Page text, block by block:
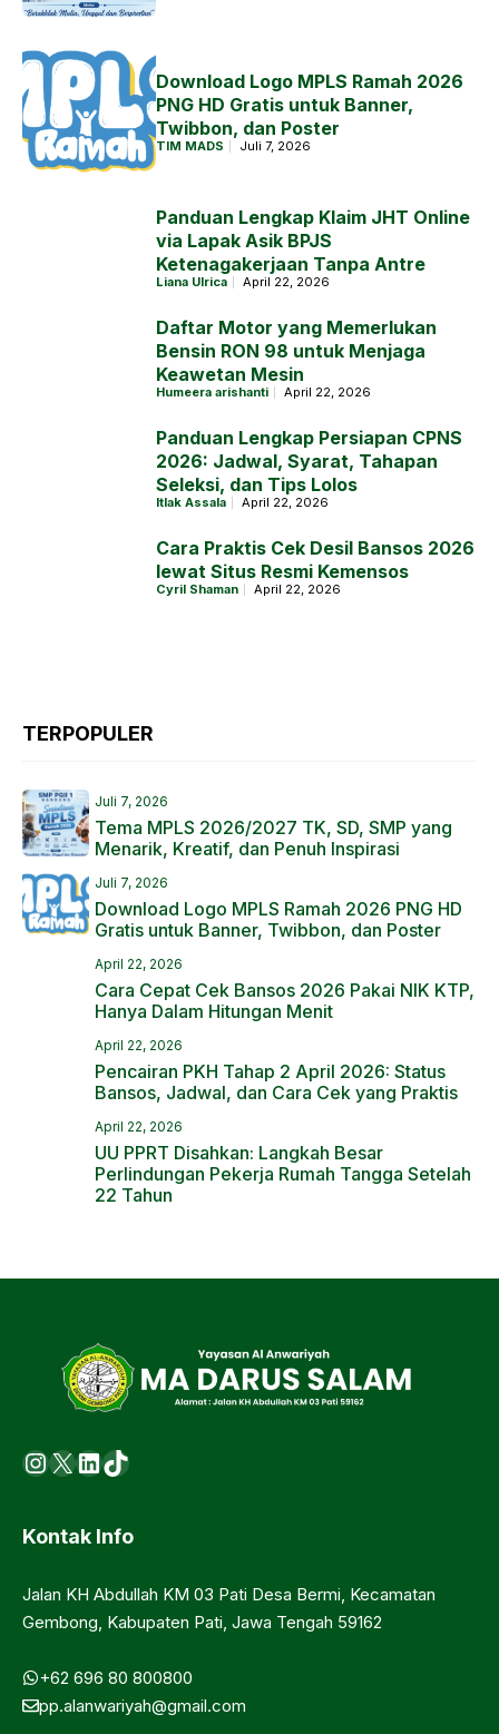
Download Logo MPLS Ramah 2026
PNG HD Gratis untuk Banner,
Twibbon, dan Poster
TIM MADS Juli 7, 2026
Panduan Lengkap Klaim JHT Online
via Lapak Asik BPJS
Ketenagakerjaan Tanpa Antre
Liana Ulrica April 22, 2026
Daftar Motor yang Memerlukan
Bensin RON 98 untuk Menjaga
Keawetan Mesin
Humeera arishanti April 22, 2026
Panduan Lengkap Persiapan CPNS
2026: Jadwal, Syarat, Tahapan
Seleksi, dan Tips Lolos
Itlak Assala April 22, 2026
Cara Praktis Cek Desil Bansos 2026
lewat Situs Resmi Kemensos
Cyril Shaman April 22, 2026
TERPOPULER
Juli 7, 2026
Tema MPLS 2026/2027 TK, SD, SMP yang
Menarik, Kreatif, dan Penuh Inspirasi
Juli 7, 2026
Download Logo MPLS Ramah 2026 PNG HD
Gratis untuk Banner, Twibbon, dan Poster
April 22, 2026
Cara Cepat Cek Bansos 2026 Pakai NIK KTP,
Hanya Dalam Hitungan Menit
April 22, 2026
Pencairan PKH Tahap 2 April 2026: Status
Bansos, Jadwal, dan Cara Cek yang Praktis
April 22, 2026
UU PPRT Disahkan: Langkah Besar
Perlindungan Pekerja Rumah Tangga Setelah
22 Tahun
Instagram
X LinkedIn
https://www.tiktok.com/
Kontak Info
Jalan KH Abdullah KM 03 Pati Desa Bermi, Kecamatan
Gembong, Kabupaten Pati, Jawa Tengah 59162
+62 696 80 800800
pp.alanwariyah@gmail.com